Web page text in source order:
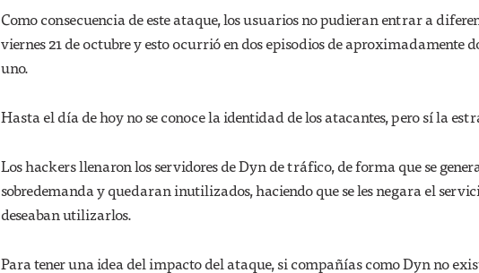
Como consecuencia de este ataque, los usuarios no pudieran entrar a
viernes 21 de octubre y esto ocurrió en dos episodios de aproximadamente
uno.
Hasta el día de hoy no se conoce la identidad de los atacantes, pero sí la
Los hackers llenaron los servidores de Dyn de tráfico, de forma que se
sobredemanda y quedaran inutilizados, haciendo que se les negara el
deseaban utilizarlos.
Para tener una idea del impacto del ataque, si compañías como Dyn no